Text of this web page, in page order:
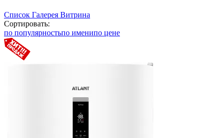
Список Галерея Витрина
Сортировать:
по популярностьпо именипо цене